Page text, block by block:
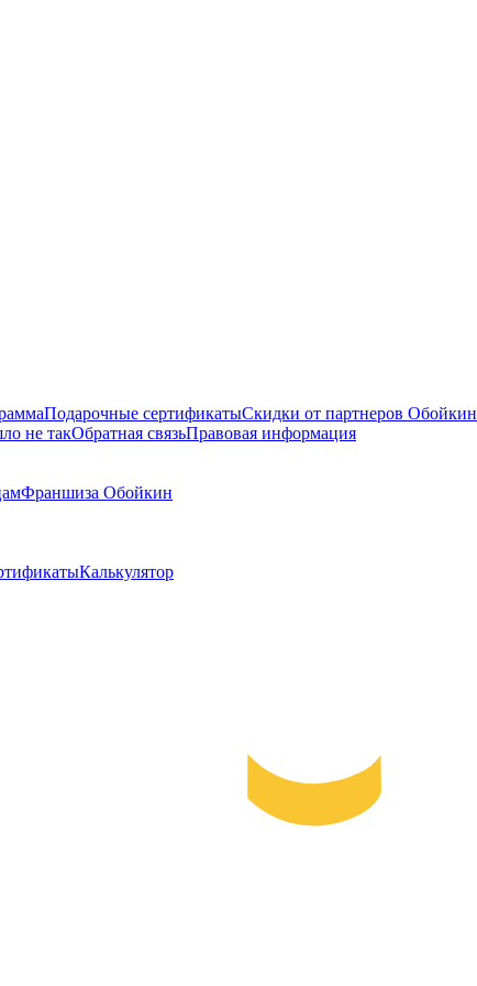
Подарочные сертификатыСкидки от партнеров Обойкин
не такОбратная связьПравовая информация
Франшиза Обойкин
Калькулятор